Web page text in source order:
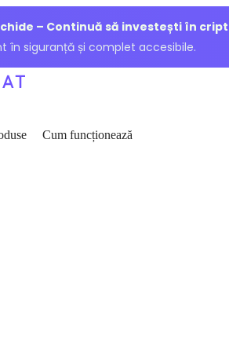
– Continuă să investești în
în siguranță și complet accesibile.
Cum funcționează